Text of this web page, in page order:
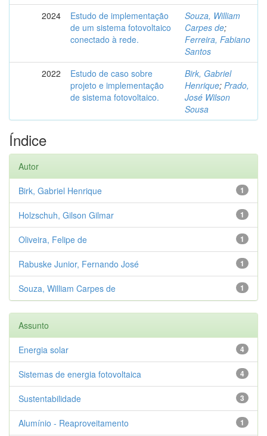
2024
Estudo de implementação
de um sistema fotovoltaico
conectado à rede.
Souza, William
Carpes de;
Ferreira, Fabiano
Santos
2022
Estudo de caso sobre
projeto e implementação
de sistema fotovoltaico.
Birk, Gabriel
Henrique; Prado,
José Wilson
Sousa
Índice
Autor
1
Birk, Gabriel Henrique
1
Holzschuh, Gilson Gilmar
1
Oliveira, Felipe de
1
Rabuske Junior, Fernando José
1
Souza, William Carpes de
Assunto
4
Energia solar
4
Sistemas de energia fotovoltaica
3
Sustentabilidade
1
Alumínio - Reaproveitamento